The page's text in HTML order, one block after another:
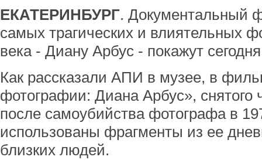
ЕКАТЕРИНБУРГ. Документальный
самых трагических и влиятельных
века - Диану Арбус - покажут
Как рассказали АПИ в музее, в
фотографии: Диана Арбус», снятого
после самоубийства фотографа в
использованы фрагменты из ее
близких людей.